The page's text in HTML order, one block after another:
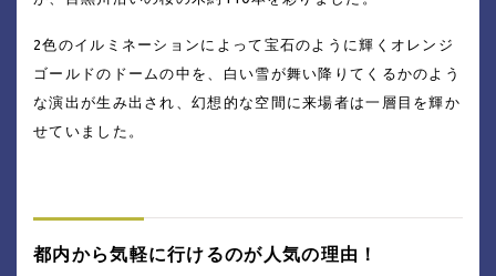
2色のイルミネーションによって宝石のように輝くオレンジ
ゴールドのドームの中を、白い雪が舞い降りてくるかのよう
な演出が生み出され、幻想的な空間に来場者は一層目を輝か
せていました。
都内から気軽に行けるのが人気の理由！